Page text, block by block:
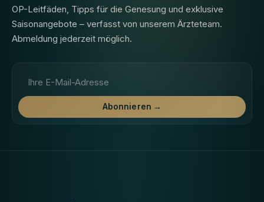
OP-Leitfäden, Tipps für die Genesung und exklusive
Saisonangebote – verfasst von unserem Ärzteteam.
Abmeldung jederzeit möglich.
Abonnieren →